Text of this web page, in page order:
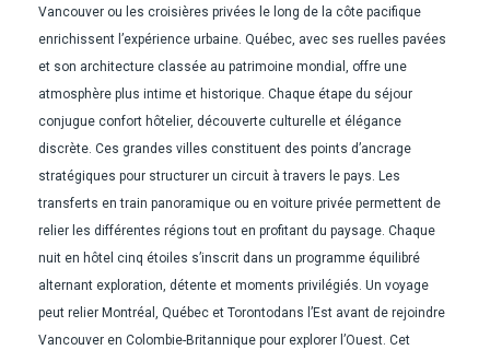
Vancouver ou les croisières privées le long de la côte pacifique
enrichissent l’expérience urbaine. Québec, avec ses ruelles pavées
et son architecture classée au patrimoine mondial, offre une
atmosphère plus intime et historique. Chaque étape du séjour
conjugue confort hôtelier, découverte culturelle et élégance
discrète. Ces grandes villes constituent des points d’ancrage
stratégiques pour structurer un circuit à travers le pays. Les
transferts en train panoramique ou en voiture privée permettent de
relier les différentes régions tout en profitant du paysage. Chaque
nuit en hôtel cinq étoiles s’inscrit dans un programme équilibré
alternant exploration, détente et moments privilégiés. Un voyage
peut relier Montréal, Québec et Torontodans l’Est avant de rejoindre
Vancouver en Colombie-Britannique pour explorer l’Ouest. Cet